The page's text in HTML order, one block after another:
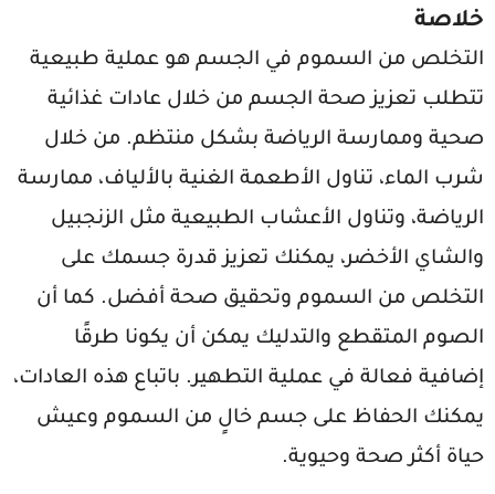
خلاصة
التخلص من السموم في الجسم هو عملية طبيعية
تتطلب تعزيز صحة الجسم من خلال عادات غذائية
صحية وممارسة الرياضة بشكل منتظم. من خلال
شرب الماء، تناول الأطعمة الغنية بالألياف، ممارسة
الرياضة، وتناول الأعشاب الطبيعية مثل الزنجبيل
والشاي الأخضر، يمكنك تعزيز قدرة جسمك على
التخلص من السموم وتحقيق صحة أفضل. كما أن
الصوم المتقطع والتدليك يمكن أن يكونا طرقًا
إضافية فعالة في عملية التطهير. باتباع هذه العادات،
يمكنك الحفاظ على جسم خالٍ من السموم وعيش
حياة أكثر صحة وحيوية.